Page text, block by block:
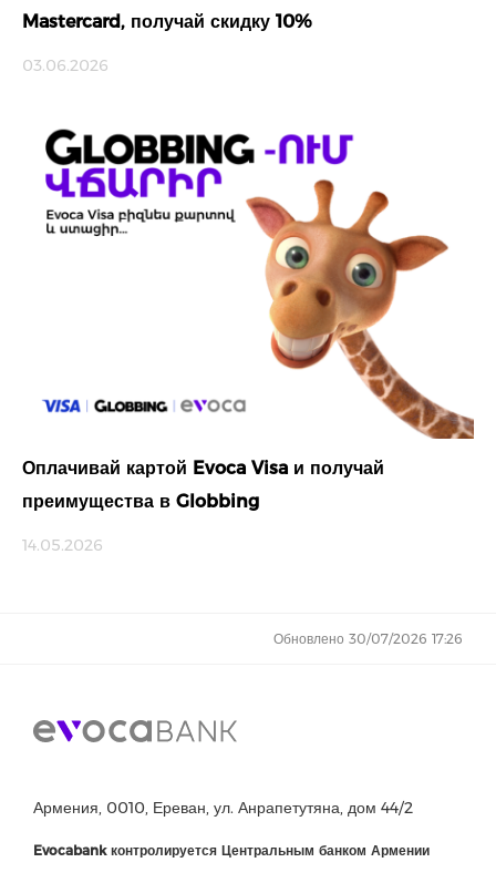
Mastercard, получай скидку 10%
03.06.2026
Оплачивай картой Evoca Visa и получай
преимущества в Globbing
14.05.2026
Обновлено 30/07/2026 17:26
Армения, 0010, Ереван, ул. Анрапетутяна, дом 44/2
Evocabank контролируется Центральным банком Армении